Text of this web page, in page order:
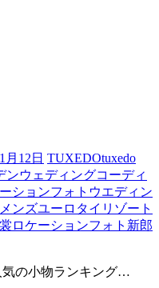
月12日 TUXEDOtuxedo
ンウェディングコーディ
ションフォトウエディン
メンズユーロタイ リゾート
ロケーションフォト 新郎
気の小物ランキング…